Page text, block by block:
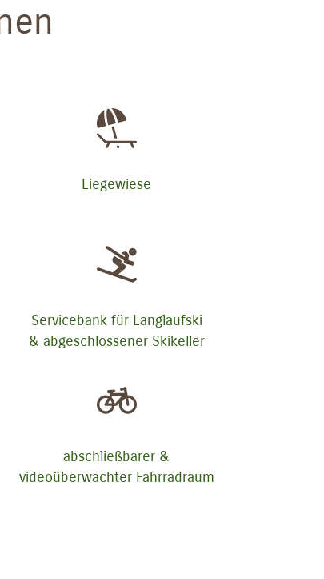
Liegewiese
Servicebank für Langlaufski
& abgeschlossener Skikeller
abschließbarer &
videoüberwachter Fahrradraum